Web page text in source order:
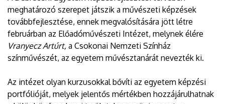
meghatározó szerepet játszik a művészeti képzések
továbbfejlesztése, ennek megvalósítására jött létre
februárban az Előadóművészeti Intézet, melynek élére
Vranyecz Artúrt, a Csokonai Nemzeti Színház
színművészét, az egyetem művésztanárát nevezték ki.
Az intézet olyan kurzusokkal bővíti az egyetem képzési
portfólióját, melyek jelentős mértékben hozzájárulhatnak